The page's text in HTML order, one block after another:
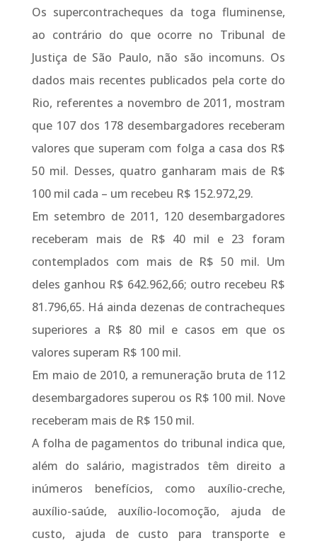
Os supercontracheques da toga fluminense,
ao contrário do que ocorre no Tribunal de
Justiça de São Paulo, não são incomuns. Os
dados mais recentes publicados pela corte do
Rio, referentes a novembro de 2011, mostram
que 107 dos 178 desembargadores receberam
valores que superam com folga a casa dos R$
50 mil. Desses, quatro ganharam mais de R$
100 mil cada – um recebeu R$ 152.972,29.
Em setembro de 2011, 120 desembargadores
receberam mais de R$ 40 mil e 23 foram
contemplados com mais de R$ 50 mil. Um
deles ganhou R$ 642.962,66; outro recebeu R$
81.796,65. Há ainda dezenas de contracheques
superiores a R$ 80 mil e casos em que os
valores superam R$ 100 mil.
Em maio de 2010, a remuneração bruta de 112
desembargadores superou os R$ 100 mil. Nove
receberam mais de R$ 150 mil.
A folha de pagamentos do tribunal indica que,
além do salário, magistrados têm direito a
inúmeros benefícios, como auxílio-creche,
auxílio-saúde, auxílio-locomoção, ajuda de
custo, ajuda de custo para transporte e